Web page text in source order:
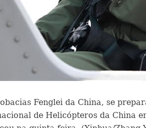
Fenglei da China, se
de Helicópteros da China